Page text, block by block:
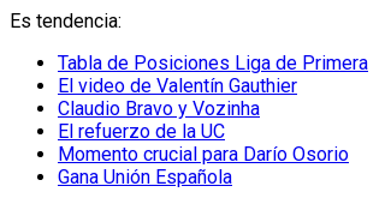
Es tendencia:
Tabla de Posiciones Liga de Primera
El video de Valentín Gauthier
Claudio Bravo y Vozinha
El refuerzo de la UC
Momento crucial para Darío Osorio
Gana Unión Española